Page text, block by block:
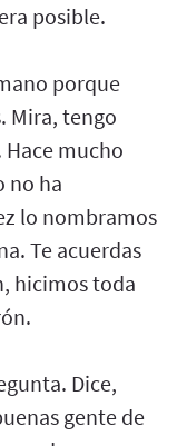
posible.
porque
Mira, tengo
Hace mucho
no ha
lo nombramos
Te acuerdas
hicimos toda
Dice,
gente de